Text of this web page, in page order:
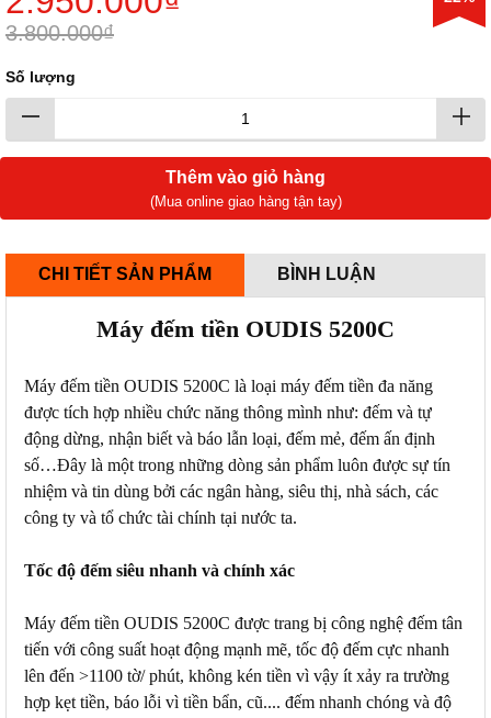
3.800.000₫
Số lượng
Thêm vào giỏ hàng
(Mua online giao hàng tận tay)
CHI TIẾT SẢN PHẨM BÌNH LUẬN
Máy đếm tiền OUDIS 5200C
Máy đếm tiền OUDIS 5200C là loại máy đếm tiền đa năng
được tích hợp nhiều chức năng thông mình như: đếm và tự
động dừng, nhận biết và báo lẫn loại, đếm mẻ, đếm ấn định
số…Đây là một trong những dòng sản phẩm luôn được sự tín
nhiệm và tin dùng bởi các ngân hàng, siêu thị, nhà sách, các
công ty và tổ chức tài chính tại nước ta.
Tốc độ đếm siêu nhanh và chính xác
Máy đếm tiền OUDIS 5200C được trang bị công nghệ đếm tân
tiến với công suất hoạt động mạnh mẽ, tốc độ đếm cực nhanh
lên đến >1100 tờ/ phút, không kén tiền vì vậy ít xảy ra trường
hợp kẹt tiền, báo lỗi vì tiền bẩn, cũ.... đếm nhanh chóng và độ